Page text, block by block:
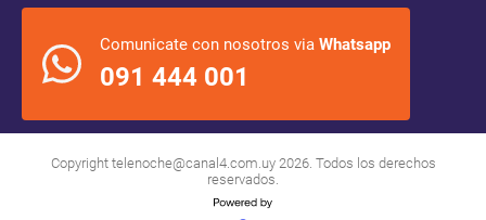
Comunicate con nosotros via Whatsapp
091 444 001
Copyright telenoche@canal4.com.uy2026. Todos los derechos
reservados.